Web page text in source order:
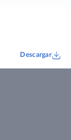
Descargar